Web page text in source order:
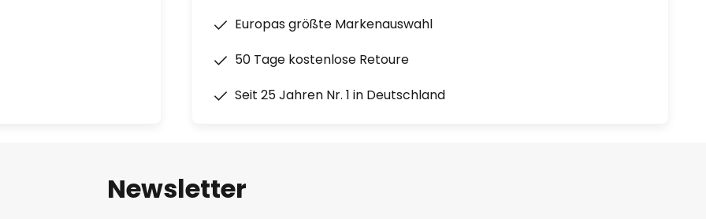
Europas größte Markenauswahl
50 Tage kostenlose Retoure
Seit 25 Jahren Nr. 1 in Deutschland
Newsletter